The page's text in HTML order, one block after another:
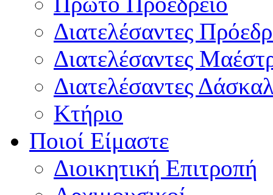
Διατελέσαντες
Διατελέσαντες
Διατελέσαντες
Κτήριο
Ποιοί Είμαστε
Διοικητική Επιτροπή